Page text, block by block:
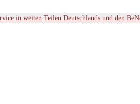
in weiten Teilen Deutschlands und den